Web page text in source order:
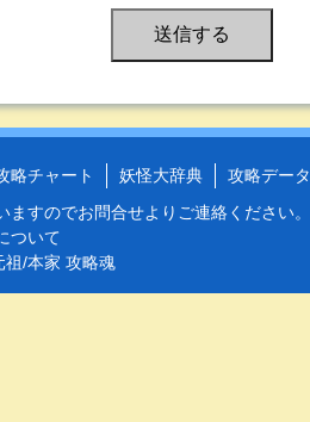
略チャート 妖怪大辞典 攻略データ
ますのでお問合せよりご連絡ください。
ついて
祖/本家 攻略魂